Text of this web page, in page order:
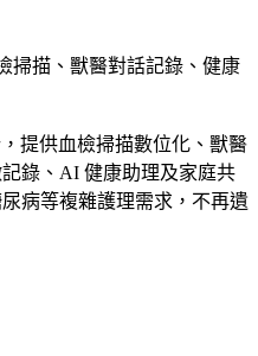
掃描、獸醫對話記錄、健康
提供血檢掃描數位化、獸醫
錄、AI 健康助理及家庭共
病等複雜護理需求，不再遺